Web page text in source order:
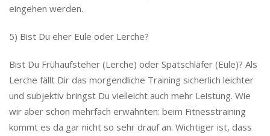
eingehen werden.
5) Bist Du eher Eule oder Lerche?
Bist Du Frühaufsteher (Lerche) oder Spätschläfer (Eule)? Als
Lerche fällt Dir das morgendliche Training sicherlich leichter
und subjektiv bringst Du vielleicht auch mehr Leistung. Wie
wir aber schon mehrfach erwähnten: beim Fitnesstraining
kommt es da gar nicht so sehr drauf an. Wichtiger ist, dass